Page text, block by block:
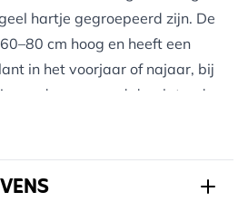
hartje gegroepeerd zijn. De
cm hoog en heeft een
in het voorjaar of najaar, bij
voedzame, goed doorlatende
en doet het goed met
verleng je de bloeiperiode.